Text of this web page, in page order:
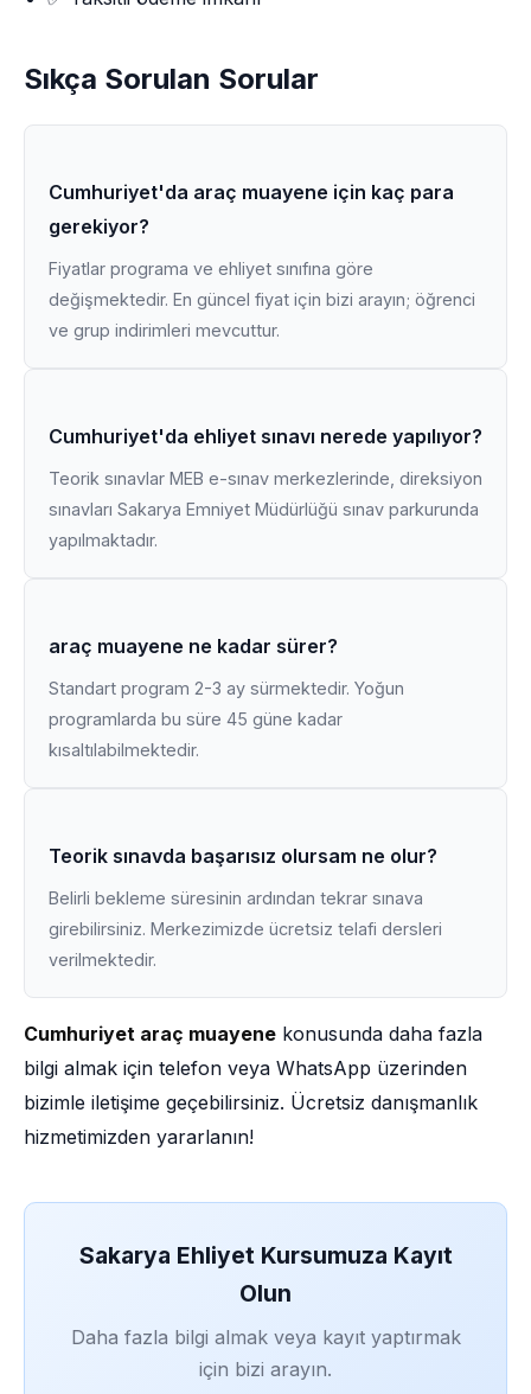
Sıkça Sorulan Sorular
Cumhuriyet'da araç muayene için kaç para
gerekiyor?
Fiyatlar programa ve ehliyet sınıfına göre
değişmektedir. En güncel fiyat için bizi arayın; öğrenci
ve grup indirimleri mevcuttur.
Cumhuriyet'da ehliyet sınavı nerede yapılıyor?
Teorik sınavlar MEB e-sınav merkezlerinde, direksiyon
sınavları Sakarya Emniyet Müdürlüğü sınav parkurunda
yapılmaktadır.
araç muayene ne kadar sürer?
Standart program 2-3 ay sürmektedir. Yoğun
programlarda bu süre 45 güne kadar
kısaltılabilmektedir.
Teorik sınavda başarısız olursam ne olur?
Belirli bekleme süresinin ardından tekrar sınava
girebilirsiniz. Merkezimizde ücretsiz telafi dersleri
verilmektedir.
Cumhuriyet araç muayene konusunda daha fazla
bilgi almak için telefon veya WhatsApp üzerinden
bizimle iletişime geçebilirsiniz. Ücretsiz danışmanlık
hizmetimizden yararlanın!
Sakarya Ehliyet Kursumuza Kayıt
Olun
Daha fazla bilgi almak veya kayıt yaptırmak
için bizi arayın.